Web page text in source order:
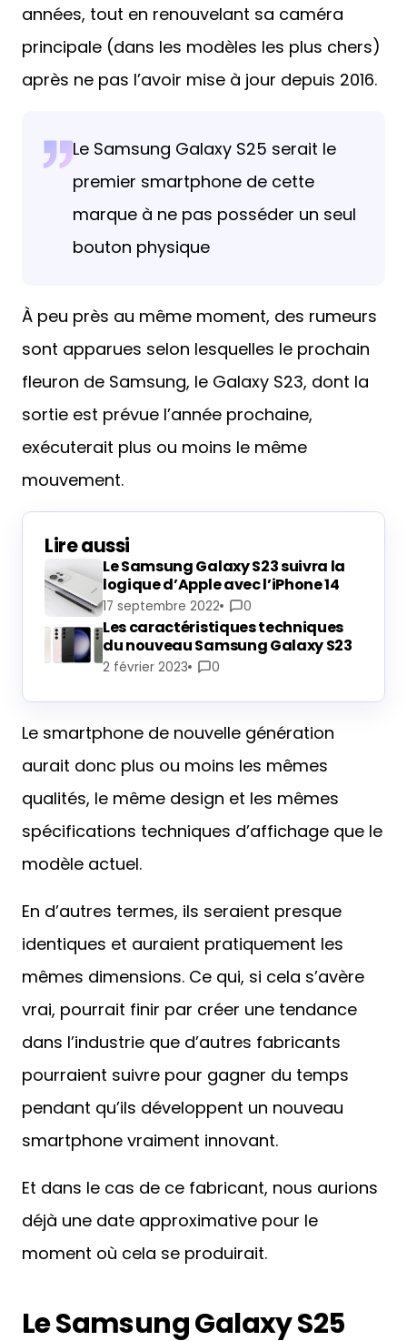
années, tout en renouvelant sa caméra
principale (dans les modèles les plus chers)
après ne pas l’avoir mise à jour depuis 2016.
Le Samsung Galaxy S25 serait le
premier smartphone de cette
marque à ne pas posséder un seul
bouton physique
À peu près au même moment, des rumeurs
sont apparues selon lesquelles le prochain
fleuron de Samsung, le Galaxy S23, dont la
sortie est prévue l’année prochaine,
exécuterait plus ou moins le même
mouvement.
Lire aussi
Le Samsung Galaxy S23 suivra la
logique d’Apple avec l’iPhone 14
17 septembre 2022 0
Les caractéristiques techniques
du nouveau Samsung Galaxy S23
2 février 2023 0
Le smartphone de nouvelle génération
aurait donc plus ou moins les mêmes
qualités, le même design et les mêmes
spécifications techniques d’affichage que le
modèle actuel.
En d’autres termes, ils seraient presque
identiques et auraient pratiquement les
mêmes dimensions. Ce qui, si cela s’avère
vrai, pourrait finir par créer une tendance
dans l’industrie que d’autres fabricants
pourraient suivre pour gagner du temps
pendant qu’ils développent un nouveau
smartphone vraiment innovant.
Et dans le cas de ce fabricant, nous aurions
déjà une date approximative pour le
moment où cela se produirait.
Le Samsung Galaxy S25